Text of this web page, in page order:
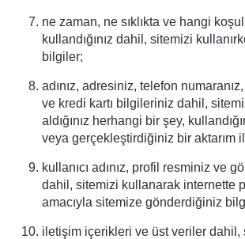
ne zaman, ne sıklıkta ve hangi
kullandığınız dahil, sitemizi
bilgiler;
adınız, adresiniz, telefon
ve kredi kartı bilgileriniz dahil,
aldığınız herhangi bir şey,
veya gerçekleştirdiğiniz bir aktarım
kullanıcı adınız, profil resminiz ve
dahil, sitemizi kullanarak internette
amacıyla sitemize gönderdiğiniz
iletişim içerikleri ve üst veriler dahil,